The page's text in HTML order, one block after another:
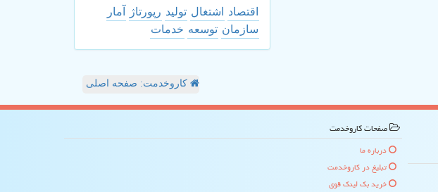
اقتصاد اشتغال تولید رپورتاژ
آمار
سازمان توسعه خدمات
کاروخدمت: صفحه اصلی
صفحات كاروخدمت
درباره ما
تبلیغ در كاروخدمت
خرید بک لینک قوی